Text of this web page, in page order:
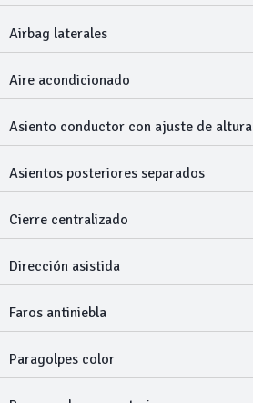
Airbag laterales
Aire acondicionado
Asiento conductor con ajuste de altura
Asientos posteriores separados
Cierre centralizado
Dirección asistida
Faros antiniebla
Paragolpes color